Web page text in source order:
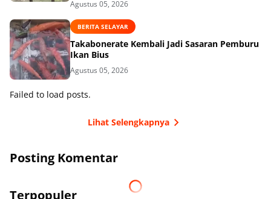
Agustus 05, 2026
BERITA SELAYAR
Takabonerate Kembali Jadi Sasaran Pemburu
Ikan Bius
Agustus 05, 2026
Failed to load posts.
Lihat Selengkapnya
Posting Komentar
Terpopuler